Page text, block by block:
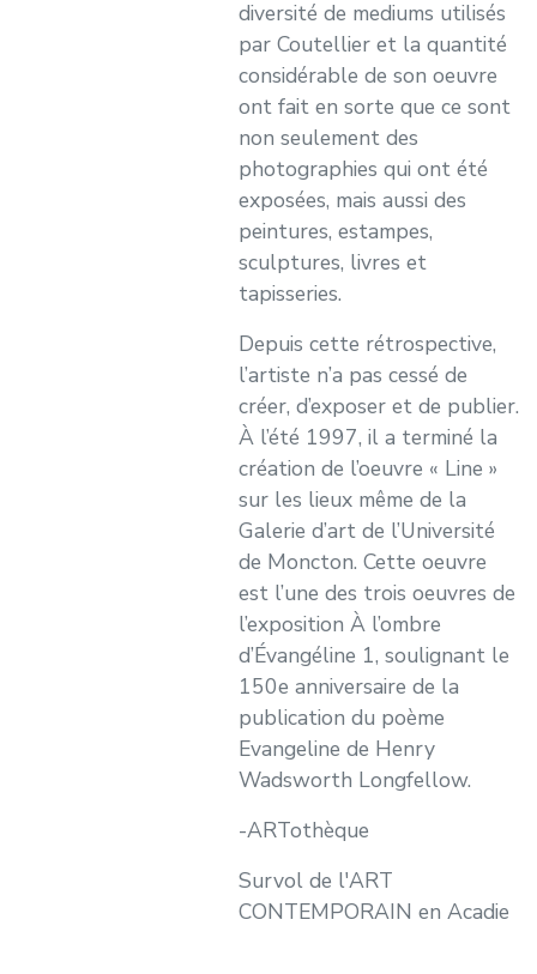
diversité de mediums utilisés
par Coutellier et la quantité
considérable de son oeuvre
ont fait en sorte que ce sont
non seulement des
photographies qui ont été
exposées, mais aussi des
peintures, estampes,
sculptures, livres et
tapisseries.
Depuis cette rétrospective,
l’artiste n’a pas cessé de
créer, d’exposer et de publier.
À l’été 1997, il a terminé la
création de l’oeuvre « Line »
sur les lieux même de la
Galerie d’art de l’Université
de Moncton. Cette oeuvre
est l’une des trois oeuvres de
l’exposition À l’ombre
d’Évangéline 1, soulignant le
150e anniversaire de la
publication du poème
Evangeline de Henry
Wadsworth Longfellow.
-ARTothèque
Survol de l'ART
CONTEMPORAIN en Acadie